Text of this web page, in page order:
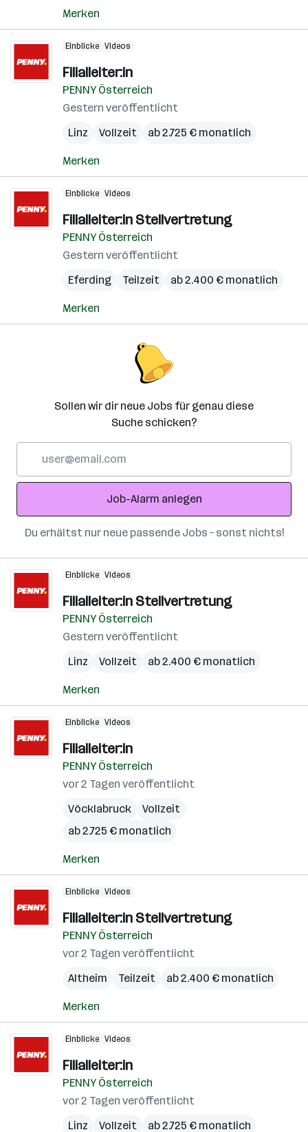
Merken
Einblicke Videos
Filialleiter:in
PENNY Österreich
Gestern veröffentlicht
Linz
Vollzeit ab 2.725 € monatlich
Merken
Einblicke Videos
Filialleiter:in Stellvertretung
PENNY Österreich
Gestern veröffentlicht
Eferding
Teilzeit ab 2.400 € monatlich
Merken
Sollen wir dir neue Jobs für genau diese
Suche schicken?
Adresse
Job-Alarm anlegen
Du erhältst nur neue passende Jobs – sonst nichts!
Einblicke Videos
Filialleiter:in Stellvertretung
PENNY Österreich
Gestern veröffentlicht
Linz
Vollzeit ab 2.400 € monatlich
Merken
Einblicke Videos
Filialleiter:in
PENNY Österreich
vor 2 Tagen veröffentlicht
Vöcklabruck
Vollzeit
ab 2.725 € monatlich
Merken
Einblicke Videos
Filialleiter:in Stellvertretung
PENNY Österreich
vor 2 Tagen veröffentlicht
Altheim
Teilzeit ab 2.400 € monatlich
Merken
Einblicke Videos
Filialleiter:in
PENNY Österreich
vor 2 Tagen veröffentlicht
Linz
Vollzeit ab 2.725 € monatlich